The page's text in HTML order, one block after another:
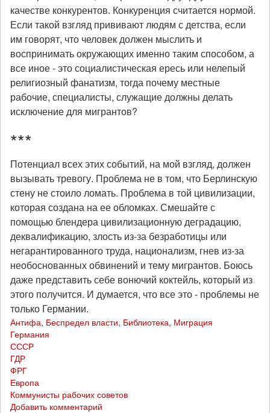
качестве конкурентов. Конкуренция считается нормой.
Если такой взгляд прививают людям с детства, если
им говорят, что человек должен мыслить и
воспринимать окружающих именно таким способом, а
все иное - это социалистическая ересь или нелепый
религиозный фанатизм, тогда почему местные
рабочие, специалисты, служащие должны делать
исключение для мигрантов?
***
Потенциал всех этих событий, на мой взгляд, должен
вызывать тревогу. Проблема не в том, что Берлинскую
стену не стоило ломать. Проблема в той цивилизации,
которая создана на ее обломках. Смешайте с
помощью блендера цивилизационную деградацию,
деквалификацию, злость из-за безработицы или
негарантированного труда, национализм, гнев из-за
необоснованных обвинений и тему мигрантов. Боюсь
даже представить себе вонючий коктейль, который из
этого получится. И думается, что все это - проблемы не
только Германии.
Антифа, Беспредел власти, Библиотека, Миграция
Германия
СССР
ГДР
ФРГ
Европа
Коммунисты рабочих советов
Добавить комментарий